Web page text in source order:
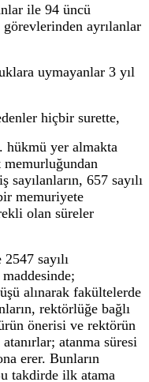
ile 94 üncü
ayrılanlar
uymayanlar 3 yıl
hiçbir surette,
hükmü yer almakta
657 sayılı
memuriyete
olan süreler
sayılı
alınarak fakültelerde
rektörlüğe bağlı
önerisi ve rektörün
atanma süresi
erer. Bunların
takdirde ilk atama